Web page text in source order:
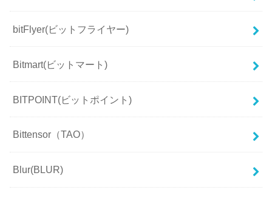
bitFlyer(ビットフライヤー)
Bitmart(ビットマート)
BITPOINT(ビットポイント)
Bittensor（TAO）
Blur(BLUR)